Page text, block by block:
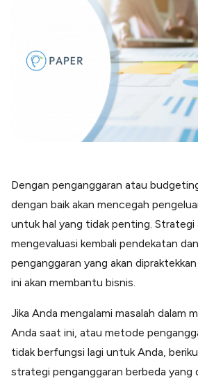
Paper XB
Bayar luar negeri pakai kartu
Kartu Kredit Bisnis
Paper Card
Satu kartu untuk bisnis &
Paper Horizon
Kartu korporat expense
Food & Beverages
Kelola Multi Outlet & Supplier
Konstruksi
Kelola Pembayaran Termin Proyek
Terima Pembayaran Instan Dan
Lainnya
Open API
Software Akuntansi
Pencatatan Laporan Keuangan
Blog
Kumpulan tips dan informasi
Dengan penganggaran atau
dengan baik akan mencegah
untuk hal yang tidak penting. Strategi
mengevaluasi kembali pendekatan
penganggaran yang akan
ini akan membantu bisnis.
Jika Anda mengalami masalah dalam
Anda saat ini, atau metode
tidak berfungsi lagi untuk Anda,
strategi penganggaran berbeda yang